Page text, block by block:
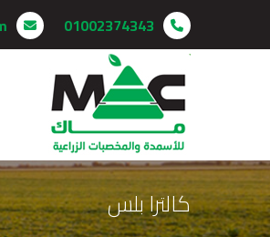
01002374343
كالترا بلس